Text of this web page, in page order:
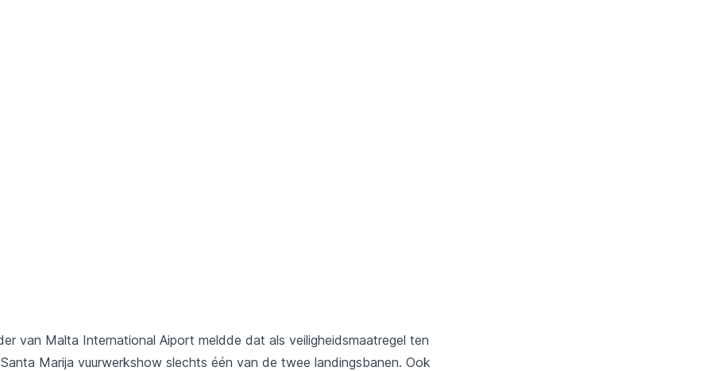
van Malta International Aiport meldde dat als veiligheidsmaatregel ten
Marija vuurwerkshow slechts één van de twee landingsbanen. Ook